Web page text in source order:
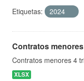
Etiquetas: 2024
Contratos
Contratos menores 4
XLSX